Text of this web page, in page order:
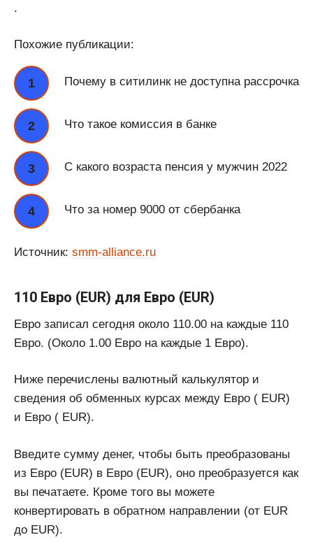
.
Похожие публикации:
Почему в ситилинк не доступна рассрочка
Что такое комиссия в банке
С какого возраста пенсия у мужчин 2022
Что за номер 9000 от сбербанка
Источник: smm-alliance.ru
110 Евро (EUR) для Евро (EUR)
Евро записал сегодня около 110.00 на каждые 110
Евро. (Около 1.00 Евро на каждые 1 Евро).
Ниже перечислены валютный калькулятор и
сведения об обменных курсах между Евро ( EUR)
и Евро ( EUR).
Введите сумму денег, чтобы быть преобразованы
из Евро (EUR) в Евро (EUR), оно преобразуется как
вы печатаете. Кроме того вы можете
конвертировать в обратном направлении (от EUR
до EUR).